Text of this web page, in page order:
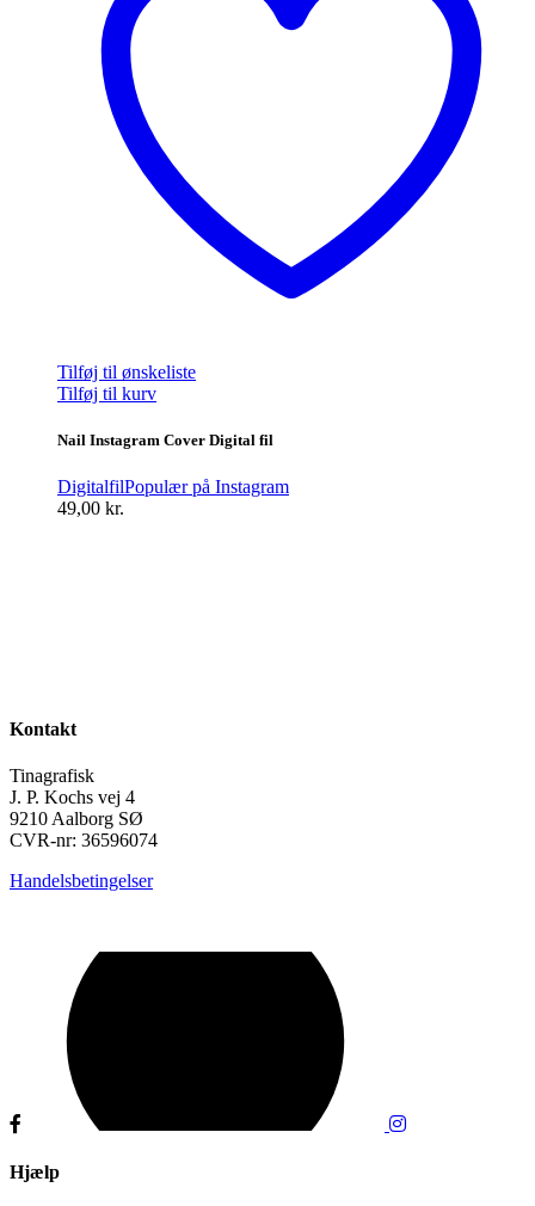
Tilføj til ønskeliste
Tilføj til kurv
Nail Instagram Cover Digital fil
DigitalfilPopulær på Instagram
49,00 kr.
Kontakt
Tinagrafisk
J. P. Kochs vej 4
9210 Aalborg SØ
CVR-nr: 36596074
Handelsbetingelser
Hjælp